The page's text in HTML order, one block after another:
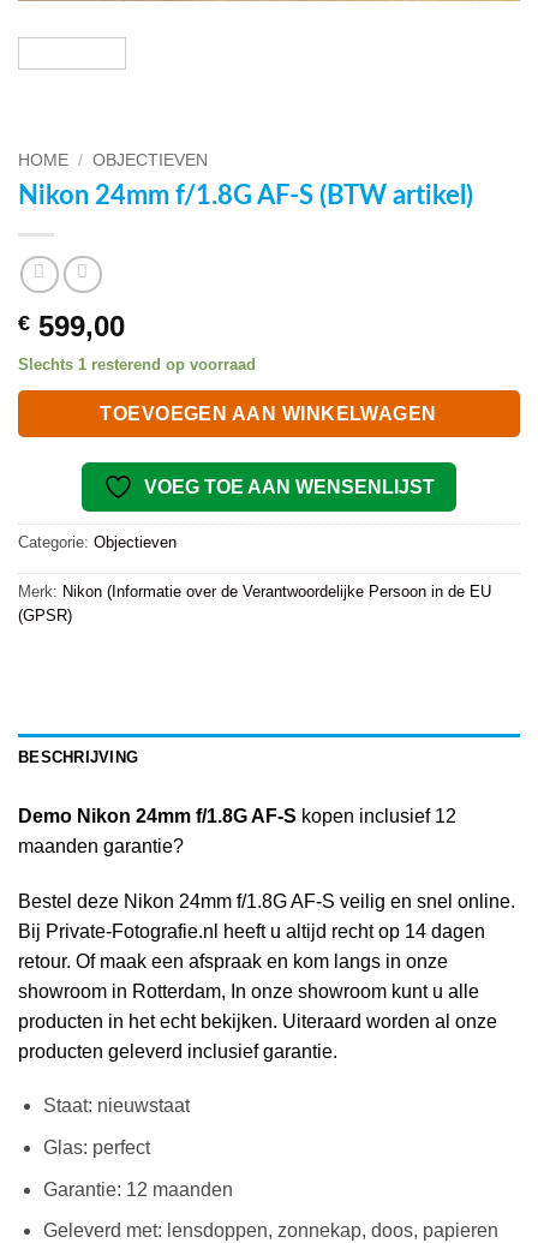
HOME / OBJECTIEVEN
Nikon 24mm f/1.8G AF-S (BTW artikel)
€ 599,00
Slechts 1 resterend op voorraad
TOEVOEGEN AAN WINKELWAGEN
VOEG TOE AAN WENSENLIJST
Categorie: Objectieven
Merk: Nikon (Informatie over de Verantwoordelijke Persoon in de EU
(GPSR)
BESCHRIJVING
Demo Nikon 24mm f/1.8G AF-S kopen inclusief 12
maanden garantie?
Bestel deze Nikon 24mm f/1.8G AF-S veilig en snel online.
Bij Private-Fotografie.nl heeft u altijd recht op 14 dagen
retour. Of maak een afspraak en kom langs in onze
showroom in Rotterdam, In onze showroom kunt u alle
producten in het echt bekijken. Uiteraard worden al onze
producten geleverd inclusief garantie.
Staat: nieuwstaat
Glas: perfect
Garantie: 12 maanden
Geleverd met: lensdoppen, zonnekap, doos, papieren